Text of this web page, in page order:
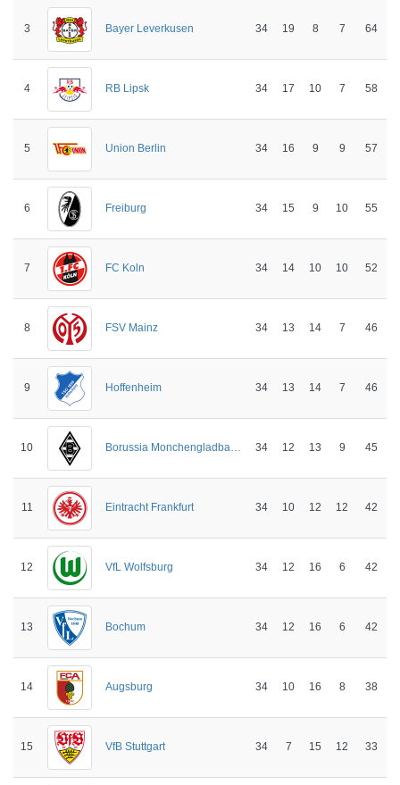
3 Bayer Leverkusen 34 19 8 7 64
4 RB Lipsk 34 17 10 7 58
5 Union Berlin 34 16 9 9 57
6 Freiburg 34 15 9 10 55
7 FC Koln 34 14 10 10 52
8 FSV Mainz 34 13 14 7 46
9 Hoffenheim 34 13 14 7 46
10 Borussia Monchengladbach 34 12 13 9 45
11 Eintracht Frankfurt 34 10 12 12 42
12 VfL Wolfsburg 34 12 16 6 42
13 Bochum 34 12 16 6 42
14 Augsburg 34 10 16 8 38
15 VfB Stuttgart 34 7 15 12 33